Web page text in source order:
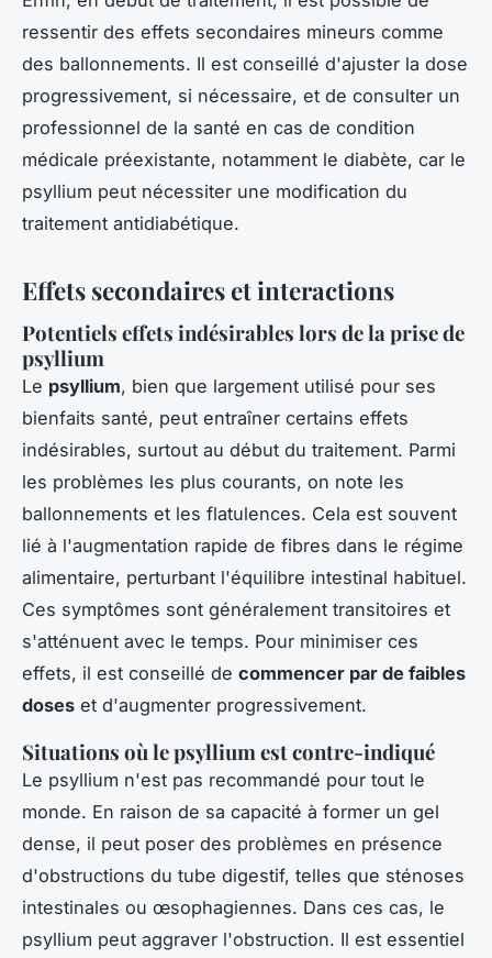
ressentir des effets secondaires mineurs comme
des ballonnements. Il est conseillé d'ajuster la dose
progressivement, si nécessaire, et de consulter un
professionnel de la santé en cas de condition
médicale préexistante, notamment le diabète, car le
psyllium peut nécessiter une modification du
traitement antidiabétique.
Effets secondaires et interactions
Potentiels effets indésirables lors de la prise de
psyllium
Le psyllium, bien que largement utilisé pour ses
bienfaits santé, peut entraîner certains effets
indésirables, surtout au début du traitement. Parmi
les problèmes les plus courants, on note les
ballonnements et les flatulences. Cela est souvent
lié à l'augmentation rapide de fibres dans le régime
alimentaire, perturbant l'équilibre intestinal habituel.
Ces symptômes sont généralement transitoires et
s'atténuent avec le temps. Pour minimiser ces
effets, il est conseillé de commencer par de faibles
doses et d'augmenter progressivement.
Situations où le psyllium est contre-indiqué
Le psyllium n'est pas recommandé pour tout le
monde. En raison de sa capacité à former un gel
dense, il peut poser des problèmes en présence
d'obstructions du tube digestif, telles que sténoses
intestinales ou œsophagiennes. Dans ces cas, le
psyllium peut aggraver l'obstruction. Il est essentiel